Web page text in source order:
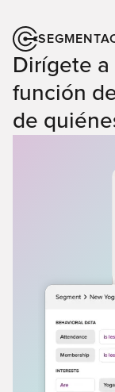
Dirígete a
función
de